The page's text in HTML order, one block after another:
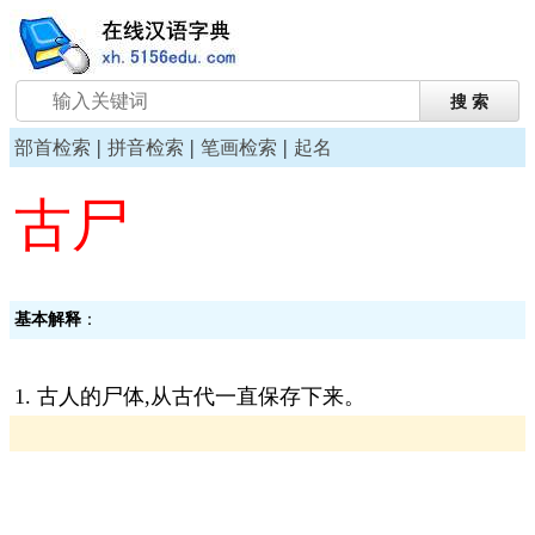
部首检索 | 拼音检索 | 笔画检索 | 起名
古尸
基本解释 ：
1. 古人的尸体,从古代一直保存下来。